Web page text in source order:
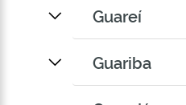
Guareí
Guariba